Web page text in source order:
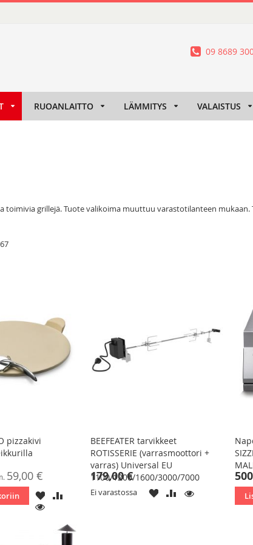
09 8689
RUOANLAITTO LÄMMITYS VALAISTUS
grillejä. Tuote valikoima muuttuu varastotilanteen
67
pizzakivi
59,00 €
LISÄÄ
TOIVELISTAAN
LISÄÄ
KATSO
BEEFEATER tarvikkeet
ROTISSERIE (varrasmoottori +
varras) Universal EU
1100/1200/1600/3000/7000
179,00 €
Ei varastossa
LISÄÄ LISÄÄKATSO